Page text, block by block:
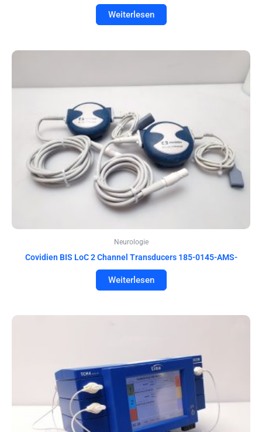
Weiterlesen
Neurologie
Covidien BIS LoC 2 Channel Transducers 185-0145-AMS-
Weiterlesen